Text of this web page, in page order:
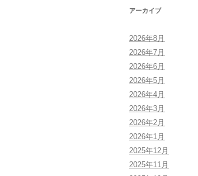
アーカイブ
2026年8月
2026年7月
2026年6月
2026年5月
2026年4月
2026年3月
2026年2月
2026年1月
2025年12月
2025年11月